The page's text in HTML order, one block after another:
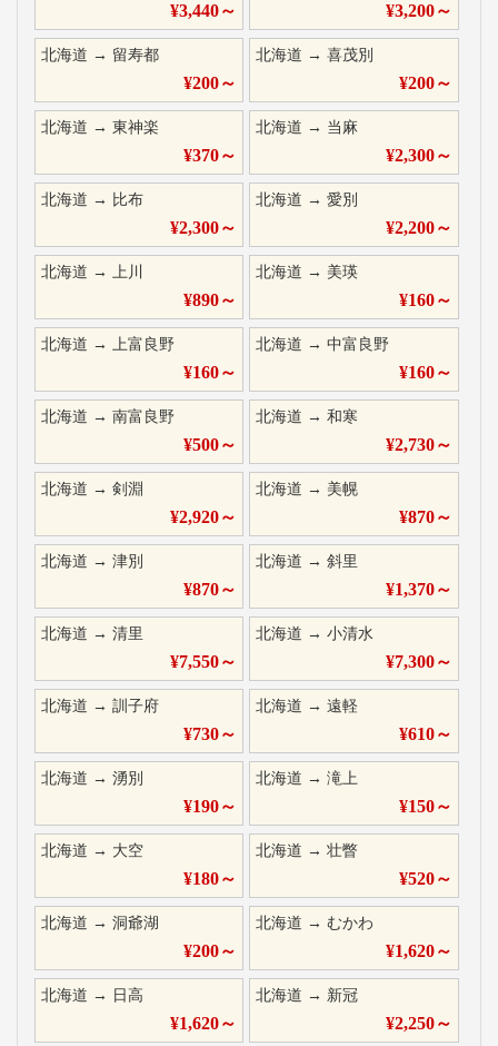
¥3,440～ ¥3,200～
北海道 → 留寿都
¥200～
北海道 →喜茂別
¥200～
北海道 → 東神楽
¥370～
北海道 → 当麻
¥2,300～
北海道 → 比布
¥2,300～
北海道 →愛別
¥2,200～
北海道 → 上川
¥890～
北海道 → 美瑛
¥160～
北海道 → 上富良野
¥160～
北海道 →中富良野
¥160～
北海道 → 南富良野
¥500～
北海道 →和寒
¥2,730～
北海道 → 剣淵
¥2,920～
北海道 → 美幌
¥870～
北海道 → 津別
¥870～
北海道 →斜里
¥1,370～
北海道 → 清里
¥7,550～
北海道 →小清水
¥7,300～
北海道 → 訓子府
¥730～
北海道 →遠軽
¥610～
北海道 → 湧別
¥190～
北海道 →滝上
¥150～
北海道 → 大空
¥180～
北海道 →壮瞥
¥520～
北海道 → 洞爺湖
¥200～
北海道 →むかわ
¥1,620～
北海道 → 日高
¥1,620～
北海道 → 新冠
¥2,250～